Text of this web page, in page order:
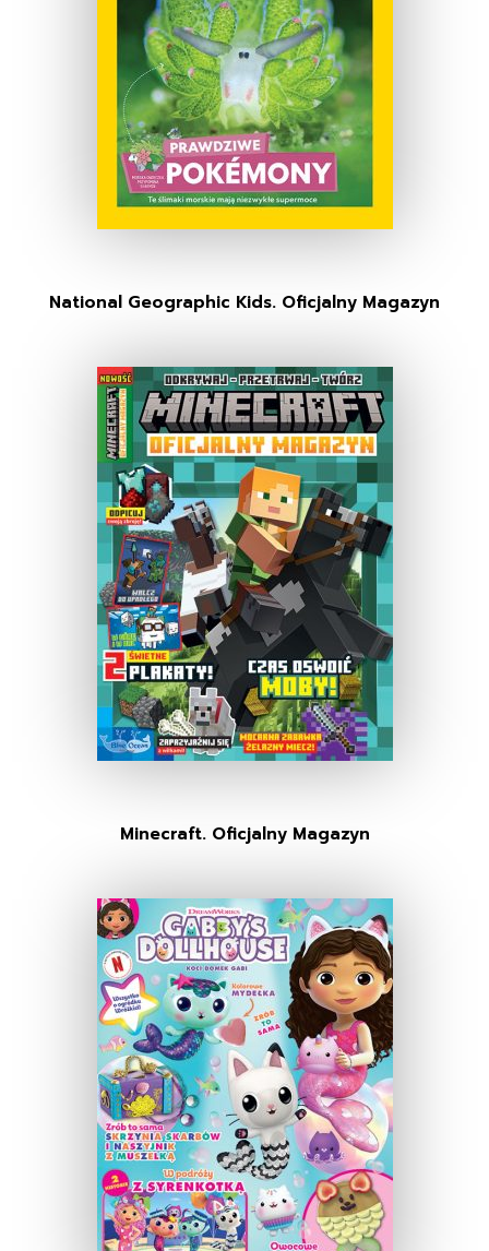
National Geographic Kids. Oficjalny Magazyn
Minecraft. Oficjalny Magazyn